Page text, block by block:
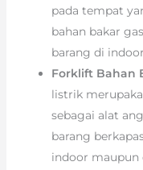
pada tempat
bahan bakar
barang di
Forklift Bahan
listrik
sebagai alat
barang
indoor maupun